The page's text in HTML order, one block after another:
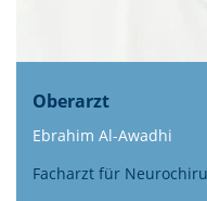
Oberarzt
Ebrahim Al-Awadhi
Facharzt für